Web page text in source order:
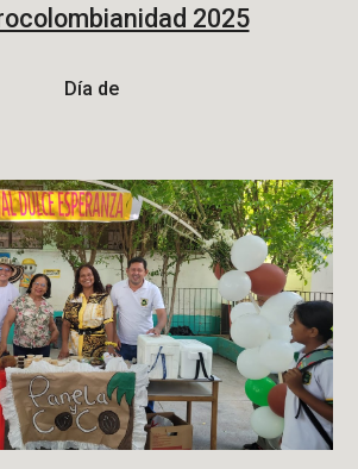
2025
Día de